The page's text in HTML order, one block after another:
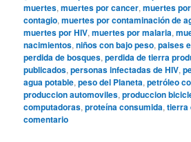
muertes,muertes por cancer,muertes
contagio,muertes por contaminación de
muertes por HIV,muertes por malaria,
nacimientos,niños con bajo peso,paises
perdida de bosques,perdida de tierra
publicados,personas infectadas de HIV,
agua potable,peso del Planeta,petróleo
produccion automoviles,produccion
computadoras,proteína consumida,tierra
comentario